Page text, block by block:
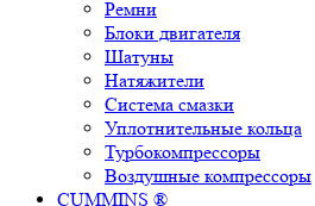
Ремни
Блоки двигателя
Шатуны
Натяжители
Система смазки
Уплотнительные кольца
Турбокомпрессоры
Воздушные компрессоры
CUMMINS ®